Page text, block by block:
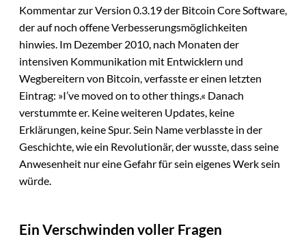
Kommentar zur Version 0.3.19 der Bitcoin Core Software,
der auf noch offene Verbesserungsmöglichkeiten
hinwies. Im Dezember 2010, nach Monaten der
intensiven Kommunikation mit Entwicklern und
Wegbereitern von Bitcoin, verfasste er einen letzten
Eintrag: »I’ve moved on to other things.« Danach
verstummte er. Keine weiteren Updates, keine
Erklärungen, keine Spur. Sein Name verblasste in der
Geschichte, wie ein Revolutionär, der wusste, dass seine
Anwesenheit nur eine Gefahr für sein eigenes Werk sein
würde.
Ein Verschwinden voller Fragen